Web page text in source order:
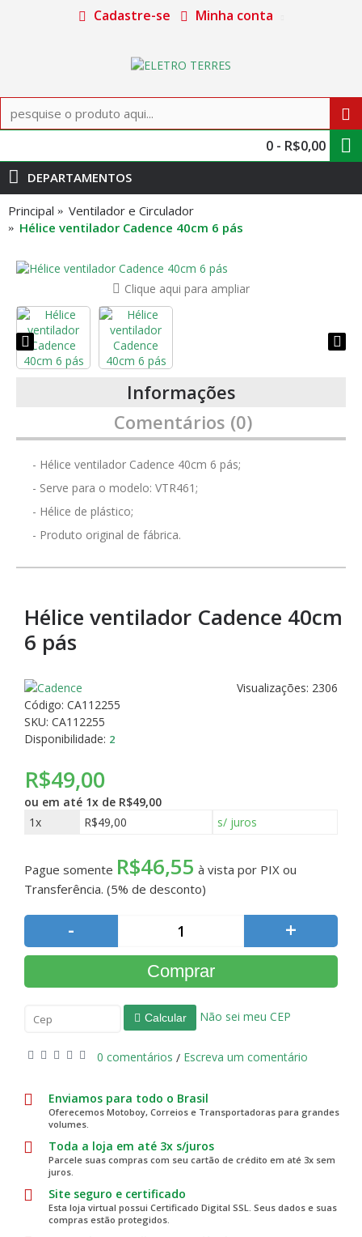
Cadastre-se Minha conta
0 - R$0,00
DEPARTAMENTOS
Principal
Ventilador e Circulador
Hélice ventilador Cadence 40cm 6 pás
Clique aqui para ampliar
Informações
Comentários (0)
- Hélice ventilador Cadence 40cm 6 pás;
- Serve para o modelo: VTR461;
- Hélice de plástico;
- Produto original de fábrica.
Hélice ventilador Cadence 40cm
6 pás
Visualizações: 2306
Código: CA112255
SKU: CA112255
Disponibilidade: 2
R$49,00
ou em até 1x de R$49,00
1x
R$49,00 s/ juros
Pague somente R$46,55 à vista por PIX ou
Transferência. (5% de desconto)
- +
Comprar
Calcular Não sei meu CEP
0 comentários / Escreva um comentário
Enviamos para todo o Brasil
Oferecemos Motoboy, Correios e Transportadoras para grandes
volumes.
Toda a loja em até 3x s/juros
Parcele suas compras com seu cartão de crédito em até 3x sem
juros.
Site seguro e certificado
Esta loja virtual possui Certificado Digital SSL. Seus dados e suas
compras estão protegidos.